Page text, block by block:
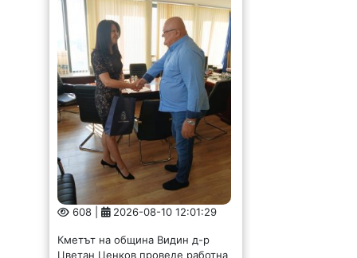
608 | 2026-08-10 12:01:29
Кметът на община Видин д-р
Цветан Ценков проведе работна